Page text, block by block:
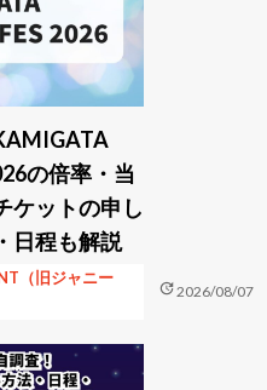
の倍率・当
ケットの申し
日程も解説
（旧ジャニー
update2026/08/07